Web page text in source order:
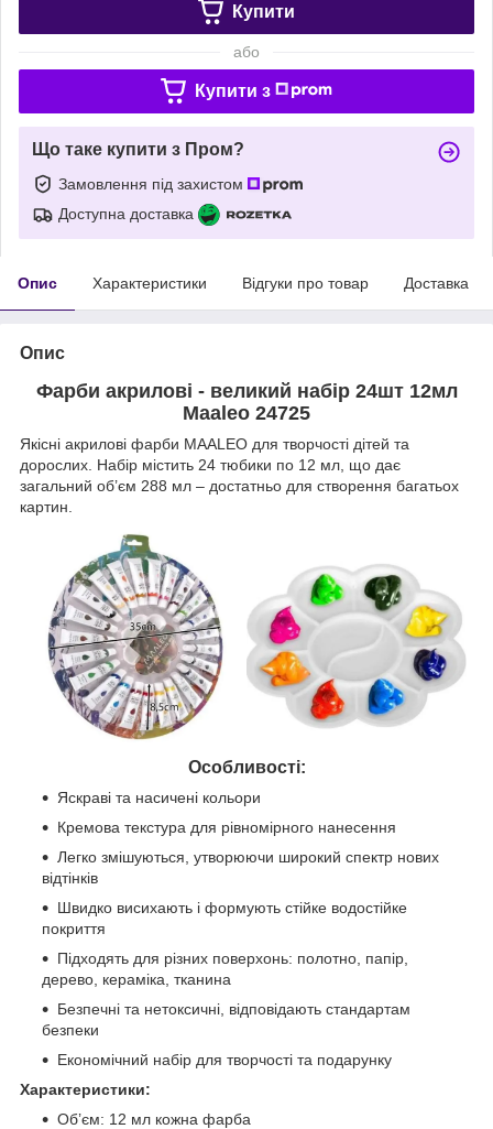
Купити
або
Купити з
Що таке купити з Пром?
Замовлення під захистом
Доступна доставка
Опис Характеристики Відгуки про товар Доставка
Опис
Фарби акрилові - великий набір 24шт 12мл
Maaleo 24725
Якісні акрилові фарби MAALEO для творчості дітей та
дорослих. Набір містить 24 тюбики по 12 мл, що дає
загальний об’єм 288 мл – достатньо для створення багатьох
картин.
Особливості:
Яскраві та насичені кольори
Кремова текстура для рівномірного нанесення
Легко змішуються, утворюючи широкий спектр нових
відтінків
Швидко висихають і формують стійке водостійке
покриття
Підходять для різних поверхонь: полотно, папір,
дерево, кераміка, тканина
Безпечні та нетоксичні, відповідають стандартам
безпеки
Економічний набір для творчості та подарунку
Характеристики:
Об’єм: 12 мл кожна фарба